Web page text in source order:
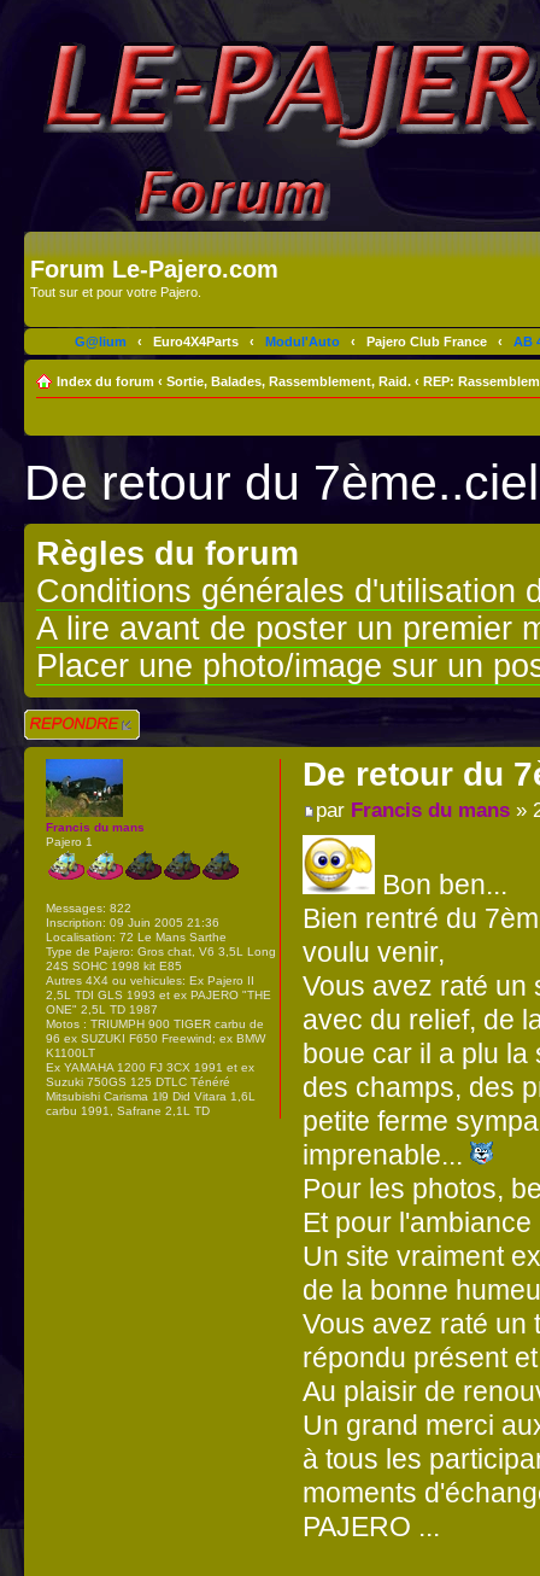
Forum Le-Pajero.com
Tout sur et pour votre Pajero.
G@lium ‹ Euro4X4Parts ‹ Modul'Auto ‹ Pajero Club France ‹ AB
Index du forum ‹ Sortie, Balades, Rassemblement, Raid. ‹ REP:
De retour du
Règles du forum
Conditions générales d'utilisation
A lire avant de poster un premier
Placer une photo/image sur un
Répondre
De retour du
par Francis du mans»
Bon ben...
Bien rentré du
voulu venir,
Vous avez raté un
avec du relief, de
boue car il a plu
des champs, des
petite ferme
imprenable...
Pour les photos,
Et pour
Un site vraiment
de la bonne
Vous avez raté un
répondu présent
Au plaisir de
Un grand merci
à tous les
moments
PAJERO ...
Francis du mans
Pajero 1
Messages: 822
Inscription: 09 Juin 2005 21:36
Localisation: 72 Le Mans Sarthe
Type de Pajero: Gros chat, V6 3,5L Long
24S SOHC 1998 kit E85
Autres 4X4 ou vehicules: Ex Pajero II
2,5L TDI GLS 1993 et ex PAJERO "THE
ONE" 2,5L TD 1987
Motos : TRIUMPH 900 TIGER carbu de
96 ex SUZUKI F650 Freewind; ex BMW
K1100LT
Ex YAMAHA 1200 FJ 3CX 1991 et ex
Suzuki 750GS 125 DTLC Ténéré
Mitsubishi Carisma 1l9 Did Vitara 1,6L
carbu 1991, Safrane 2,1L TD